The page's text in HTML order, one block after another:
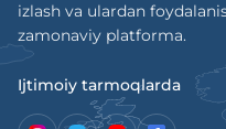
izlash va ulardan
zamonaviy platforma.
Ijtimoiy tarmoqlarda